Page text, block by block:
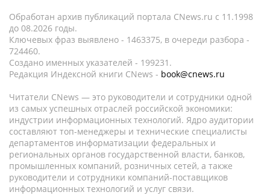
Обработан архив публикаций портала CNews.ru c 11.1998
до 08.2026 годы.
Ключевых фраз выявлено - 1463375, в очереди разбора -
724460.
Создано именных указателей - 199231.
Редакция Индексной книги CNews - book@cnews.ru
Читатели CNews — это руководители и сотрудники одной
из самых успешных отраслей российской экономики:
индустрии информационных технологий. Ядро аудитории
составляют топ-менеджеры и технические специалисты
департаментов информатизации федеральных и
региональных органов государственной власти, банков,
промышленных компаний, розничных сетей, а также
руководители и сотрудники компаний-поставщиков
информационных технологий и услуг связи.